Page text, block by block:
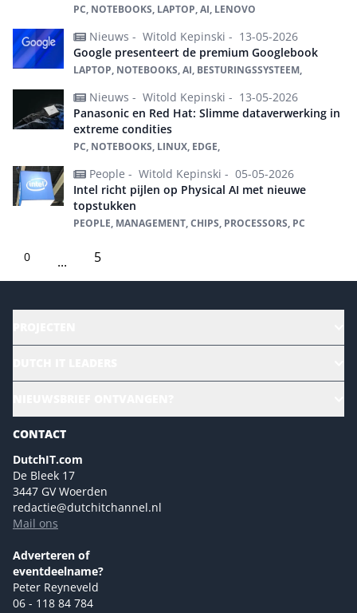
PC, NOTEBOOKS, LAPTOP, AI, LENOVO
Nieuws - Witold Kepinski - 13-05-2026
Google presenteert de premium Googlebook
LAPTOP, NOTEBOOKS, AI, BESTURINGSSYSTEEM,
Nieuws - Witold Kepinski - 13-05-2026
Panasonic en Red Hat: Slimme dataverwerking in
extreme condities
PC, NOTEBOOKS, LINUX, EDGE,
People - Witold Kepinski - 05-05-2026
Intel richt pijlen op Physical AI met nieuwe
topstukken
PEOPLE, MANAGEMENT, CHIPS, PROCESSORS, PC
0 ... 5
Sustainability | Green IT
Marketing- en contentmogelijkheden 2026
Events- en sponsormogelijkheden 2026
Ons team
Colofon
Tip de redactie
Versturen
CONTACT
DutchIT.com
De Bleek 17
3447 GV Woerden
redactie@dutchitchannel.nl
Mail ons
Adverteren of
eventdeelname?
Peter Reyneveld
06 - 118 84 784